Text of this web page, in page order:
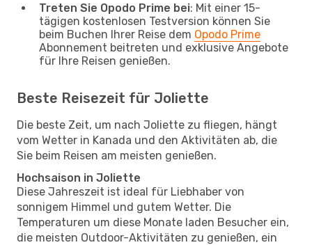
Treten Sie Opodo Prime bei: Mit einer 15-
tägigen kostenlosen Testversion können Sie
beim Buchen Ihrer Reise dem Opodo Prime
Abonnement beitreten und exklusive Angebote
für Ihre Reisen genießen.
Beste Reisezeit für Joliette
Die beste Zeit, um nach Joliette zu fliegen, hängt
vom Wetter in Kanada und den Aktivitäten ab, die
Sie beim Reisen am meisten genießen.
Hochsaison in Joliette
Diese Jahreszeit ist ideal für Liebhaber von
sonnigem Himmel und gutem Wetter. Die
Temperaturen um diese Monate laden Besucher ein,
die meisten Outdoor-Aktivitäten zu genießen, ein